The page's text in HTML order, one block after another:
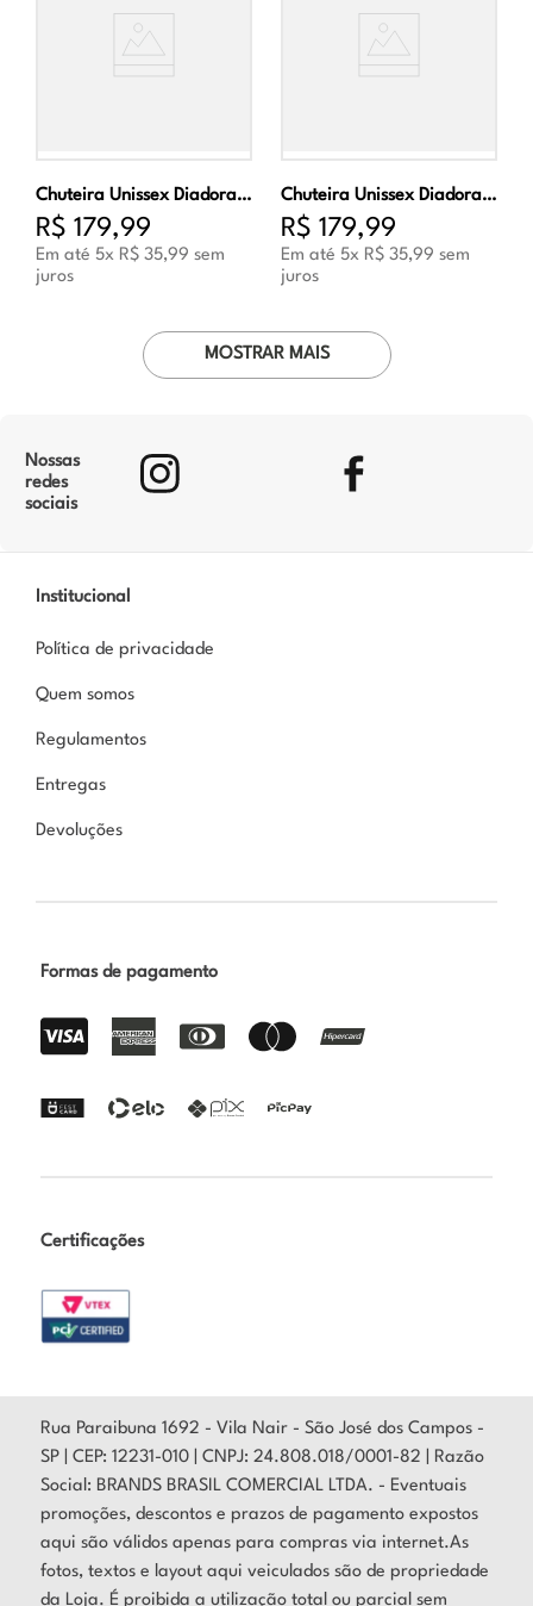
Chuteira Unissex Diadora Torneo III Society Marinho e Prata
R$ 179,99
Em até 5x R$ 35,99 sem
juros
Chuteira Unissex Diadora Torneo III Futsal Branco e Marinho
R$ 179,99
Em até 5x R$ 35,99 sem
juros
MOSTRAR MAIS
Nossas
redes
sociais
Institucional
Política de privacidade
Quem somos
Regulamentos
Entregas
Devoluções
Formas de pagamento
Certificações
Rua Paraibuna 1692 - Vila Nair - São José dos Campos -
SP | CEP: 12231-010 | CNPJ: 24.808.018/0001-82 | Razão
Social: BRANDS BRASIL COMERCIAL LTDA. - Eventuais
promoções, descontos e prazos de pagamento expostos
aqui são válidos apenas para compras via internet.As
fotos, textos e layout aqui veiculados são de propriedade
da Loja. É proibida a utilização total ou parcial sem